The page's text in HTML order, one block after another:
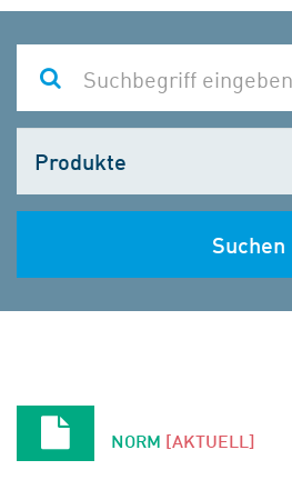
wählen
Suchen
NORM [AKTUELL]